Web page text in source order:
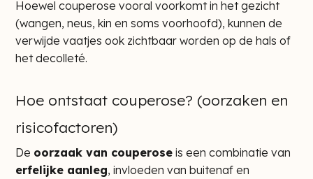
Hoewel couperose vooral voorkomt in het gezicht
(wangen, neus, kin en soms voorhoofd), kunnen de
verwijde vaatjes ook zichtbaar worden op de hals of
het decolleté.
Hoe ontstaat couperose? (oorzaken en
risicofactoren)
De oorzaak van couperose is een combinatie van
erfelijke aanleg, invloeden van buitenaf en